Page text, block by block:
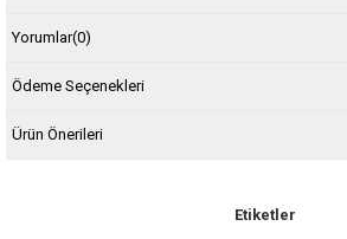
Yorumlar(0)
Ödeme Seçenekleri
Ürün Önerileri
Etiketler